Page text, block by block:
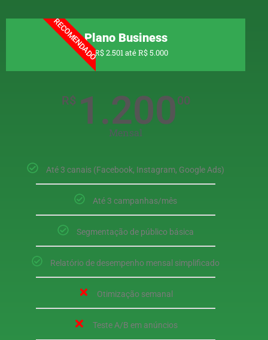
RECOMENDADOPlano Business
De R$ 2.501 até R$ 5.000
R$ 1.20000
Mensal
Até 3 canais (Facebook, Instagram, Google Ads)
Até 3 campanhas/mês
Segmentação de público básica
Relatório de desempenho mensal simplificado
Otimização semanal
Teste A/B em anúncios